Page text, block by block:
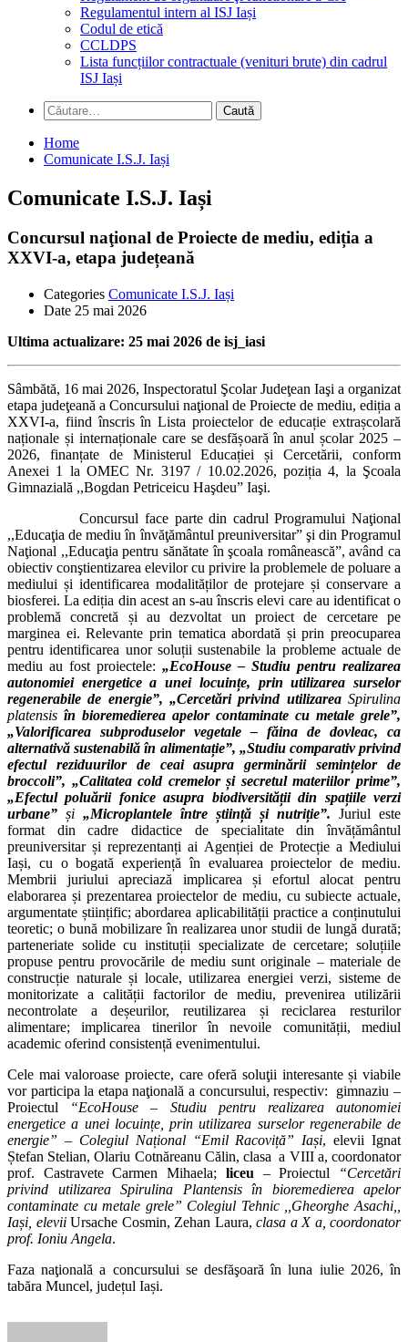
Regulamentul intern al ISJ Iași
Codul de etică
CCLDPS
Lista funcțiilor contractuale (venituri brute) din cadrul
ISJ Iași
Caută
după:
Home
Comunicate I.S.J. Iași
Comunicate I.S.J. Iași
Concursul naţional de Proiecte de mediu, ediția a
XXVI-a, etapa județeană
Categories Comunicate I.S.J. Iași
Date 25 mai 2026
Ultima actualizare: 25 mai 2026 de isj_iasi
Sâmbătă, 16 mai 2026, Inspectoratul Şcolar Judeţean Iaşi a organizat
etapa judeţeană a Concursului naţional de Proiecte de mediu, ediția a
XXVI-a, fiind înscris în Lista proiectelor de educație extrașcolară
naționale și internaționale care se desfășoară în anul școlar 2025 –
2026, finanțate de Ministerul Educației și Cercetării, conform
Anexei 1 la OMEC Nr. 3197 / 10.02.2026, poziția 4, la Şcoala
Gimnazială ,,Bogdan Petriceicu Haşdeu” Iaşi.
Concursul face parte din cadrul Programului Naţional
,,Educaţia de mediu în învăţământul preuniversitar” şi din Programul
Naţional ,,Educaţia pentru sănătate în şcoala românească”, având ca
obiectiv conştientizarea elevilor cu privire la problemele de poluare a
mediului și identificarea modalităților de protejare și conservare a
biosferei. La ediția din acest an s-au înscris elevi care au identificat o
problemă concretă și au dezvoltat un proiect de cercetare pe
marginea ei. Relevante prin tematica abordată și prin preocuparea
pentru identificarea unor soluții sustenabile la probleme actuale de
mediu au fost proiectele: „EcoHouse – Studiu pentru realizarea
autonomiei energetice a unei locuințe, prin utilizarea surselor
regenerabile de energie”,„Cercetări privind utilizareaSpirulina
platensis în bioremedierea apelor contaminate cu metale grele”,
„Valorificarea subproduselor vegetale – făina de dovleac, ca
alternativă sustenabilă în alimentație”, „Studiu comparativ privind
efectul reziduurilor de ceai asupra germinării semințelor de
broccoli”, „Calitatea cold cremelor și secretul materiilor prime”,
„Efectul poluării fonice asupra biodiversității din spațiile verzi
urbane” și „Microplantele între știință și nutriție”. Juriul este
format din cadre didactice de specialitate din învățământul
preuniversitar și reprezentanți ai Agenției de Protecție a Mediului
Iași, cu o bogată experiență în evaluarea proiectelor de mediu.
Membrii juriului apreciază implicarea și efortul alocat pentru
elaborarea și prezentarea proiectelor de mediu, cu subiecte actuale,
argumentate științific; abordarea aplicabilității practice a conținutului
teoretic; o bună mobilizare în realizarea unor studii de lungă durată;
parteneriate solide cu instituții specializate de cercetare; soluțiile
propuse pentru provocările de mediu sunt originale – materiale de
construcție naturale și locale, utilizarea energiei verzi, sisteme de
monitorizate a calității factorilor de mediu, prevenirea utilizării
necontrolate a deșeurilor, reutilizarea și reciclarea resturilor
alimentare; implicarea tinerilor în nevoile comunității, mediul
academic oferind consistență evenimentului.
Cele mai valoroase proiecte, care oferă soluţii interesante și viabile
vor participa la etapa naţională a concursului, respectiv: gimnaziu –
Proiectul
“EcoHouse – Studiu pentru realizarea autonomiei
energetice a unei locuințe, prin utilizarea surselor regenerabile de
energie” – Colegiul Național “Emil Racoviță” Iași, elevii Ignat
Ștefan Stelian, Olariu Cotnăreanu Călin, clasa a VIII a, coordonator
prof. Castravete Carmen Mihaela; liceu– Proiectul
“Cercetări
privind utilizarea Spirulina Plantensis în bioremedierea apelor
contaminate cu metale grele” Colegiul Tehnic ,,Gheorghe Asachi,,
Iași, elevii Ursache Cosmin, Zehan Laura, clasa a X a, coordonator
prof. Ioniu Angela.
Faza naţională a concursului se desfăşoară în luna iulie 2026, în
tabăra Muncel, județul Iași.